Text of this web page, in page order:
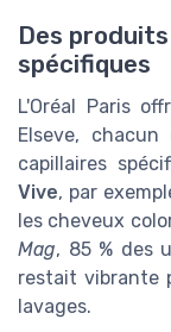
Des
spécifiques
L'Oréal Paris
Elseve,
capillaires
Vive, par
les cheveux
Mag, 85 % des
restait vibrante
lavages.